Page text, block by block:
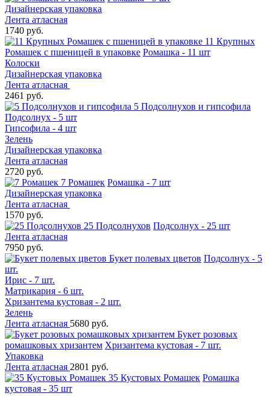
Дизайнерская упаковка
Лента атласная
1740 руб.
11 Крупных
Ромашек с пшеницей в упаковке Ромашка - 11 шт
Колоски
Дизайнерская упаковка
Лента атласная
2461 руб.
5 Подсолнухов и гипсофила
Подсолнух - 5 шт
Гипсофила - 4 шт
Зелень
Дизайнерская упаковка
Лента атласная
2720 руб.
7 Ромашек Ромашка - 7 шт
Дизайнерская упаковка
Лента атласная
1570 руб.
25 Подсолнухов Подсолнух - 25 шт
Лента атласная
7950 руб.
Букет полевых цветов Подсолнух - 5
шт.
Ирис - 7 шт.
Матрикария - 6 шт.
Хризантема кустовая - 2 шт.
Зелень
Лента атласная 5680 руб.
Букет розовых
ромашковых хризантем Хризантема кустовая - 7 шт.
Упаковка
Лента атласная 2801 руб.
35 Кустовых Ромашек Ромашка
кустовая - 35 шт